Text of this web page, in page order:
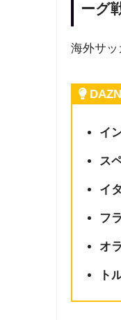
ーグ
海外サッ
イ
ス
イ
フ
オ
ト